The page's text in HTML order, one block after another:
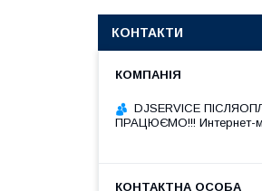
КОНТАКТИ
DJSERVICE
ПРАЦЮЄМО!!! Интернет-